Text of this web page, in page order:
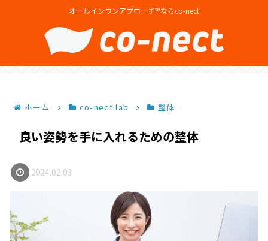
オールインワンアプローチ™ならco-nect
ホーム co-nect lab 整体
良い姿勢を手に入れるための整体
2024.02.03